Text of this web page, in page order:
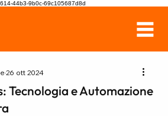
44b3-9b0c-69c105687d8d
Tecnologia e Automazione
26 ott 2024